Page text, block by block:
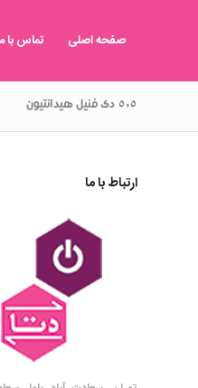
صفحه اصلی تماس با
۵,۵ دی فنیل هیدانتیون
ارتباط با ما